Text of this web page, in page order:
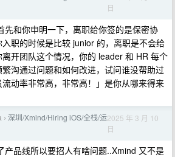
日
先和你申明一下，离职给你签的是保密协
职的时候是比较 junior 的，离职是不会给
开团队这个情况，你的 leader 和 HR 每个
沟通过问题和如何改进，试问谁没帮助过
动率非常高，非常高！」是你从哪来得来
› 深圳/Xmind/Hiring iOS/全栈/运2025 年 3 月 10
日
产品线所以要招人有啥问题..Xmind 又不是